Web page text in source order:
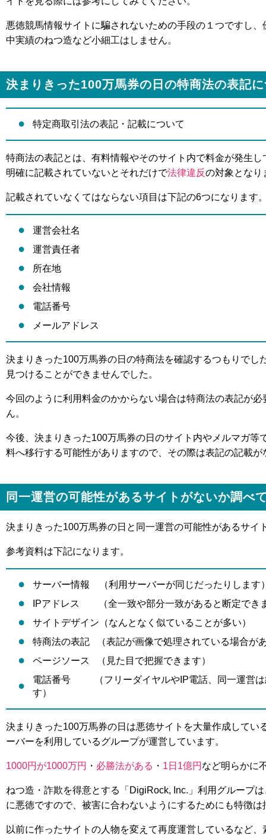
悪徳競馬情報サイトに騙されないための手段の１つですし
中実績のねつ造など小細工はしません。
決まりきった100万馬券の日の特商法の表記
特定商取引法の表記・記載について
特商法の表記とは、有料情報やそのサイト内で料金が発生
明確に記載されていないとそれだけで法律違反の対象となり
記載されていなくてはならない項目は下記の6つになります
運営会社名
運営責任者
所在地
会社情報
電話番号
メールアドレス
決まりきった100万馬券の日の特商法を確認するつもりでし
見つけることができませんでした。
今回のように利用料金のかからない場合は特商法の表記が
ん。
今後、決まりきった100万馬券の日のサイト内やメルマガ等
料へ移行する可能性がありますので、その際は表記の記載が
同一運営の可能性があるサイトがないか調べ
決まりきった100万馬券の日と同一運営の可能性があるサイ
参考資料は下記になります。
サーバー情報 （利用サーバーが同じだったりします
IPアドレス （全一致や部分一致があると断定でき
サイトデザイン（なんとなく似ていることが多い）
特商法の表記 （表記が画像で処理されている場合が
ページソース （見た目で把握できます）
電話番号 （フリーダイヤルやIP電話、同一運営は
す）
決まりきった100万馬券の日は悪徳サイトを大量作成してい
ーバーを利用しているグループが運営しています。
1000円が1000万円 ・ 必勝法がある ・ 1日1億円 など明らかに
ねつ造・詐欺を得意とする「DigiRock, Inc.」利用グループ
に悪徳ですので、被害に合わないようにするためにも特徴
以前に作ったサイトの人物を変えて再度運営しているなど